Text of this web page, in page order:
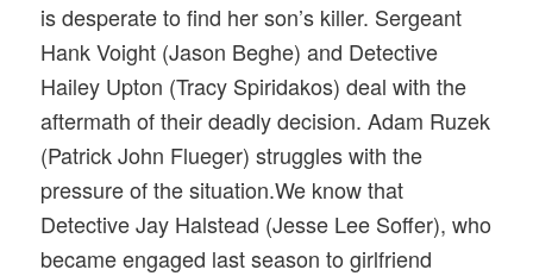
is desperate to find her son’s killer. Sergeant
Hank Voight (Jason Beghe) and Detective
Hailey Upton (Tracy Spiridakos) deal with the
aftermath of their deadly decision. Adam Ruzek
(Patrick John Flueger) struggles with the
pressure of the situation.We know that
Detective Jay Halstead (Jesse Lee Soffer), who
became engaged last season to girlfriend